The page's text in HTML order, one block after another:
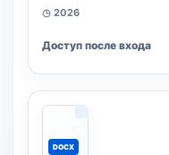
◷ 2026
Доступ после входа
DOCX